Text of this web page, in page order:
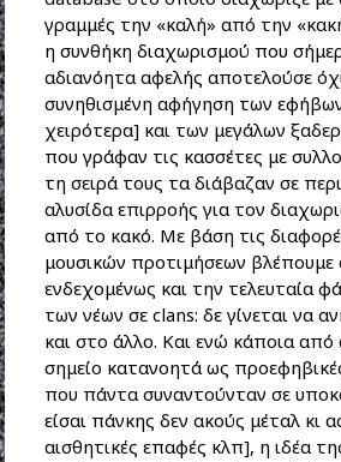
γραμμές την «καλή» από την
η συνθήκη διαχωρισμού που
αδιανόητα αφελής αποτελούσε
συνηθισμένη αφήγηση των
χειρότερα] και των μεγάλων
που γράφαν τις κασσέτες με
τη σειρά τους τα διάβαζαν σε
αλυσίδα επιρροής για τον
από το κακό. Με βάση τις
μουσικών προτιμήσεων βλέπουμε
ενδεχομένως και την τελευταία
των νέων σε clans: δε γίνεται να
και στο άλλο. Και ενώ κάποια από
σημείο κατανοητά ως
που πάντα συναντούνταν σε
είσαι πάνκης δεν ακούς μέταλ κι
αισθητικές επαφές κλπ], η ιδέα